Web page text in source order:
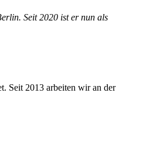
Seit 2020 ist er nun als
Seit 2013 arbeiten wir an der